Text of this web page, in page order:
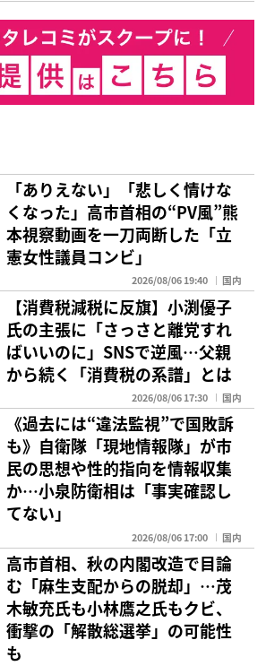
「ありえない」「悲しく情けな
くなった」高市首相の“PV風”熊
本視察動画を一刀両断した「立
憲女性議員コンビ」
2026/08/06 19:40 国内
【消費税減税に反旗】小渕優子
氏の主張に「さっさと離党すれ
ばいいのに」SNSで逆風…父親
から続く「消費税の系譜」とは
2026/08/06 17:30 国内
《過去には“違法監視”で国敗訴
も》自衛隊「現地情報隊」が市
民の思想や性的指向を情報収集
か…小泉防衛相は「事実確認し
てない」
2026/08/06 17:00 国内
高市首相、秋の内閣改造で目論
む「麻生支配からの脱却」…茂
木敏充氏も小林鷹之氏もクビ、
衝撃の「解散総選挙」の可能性
も